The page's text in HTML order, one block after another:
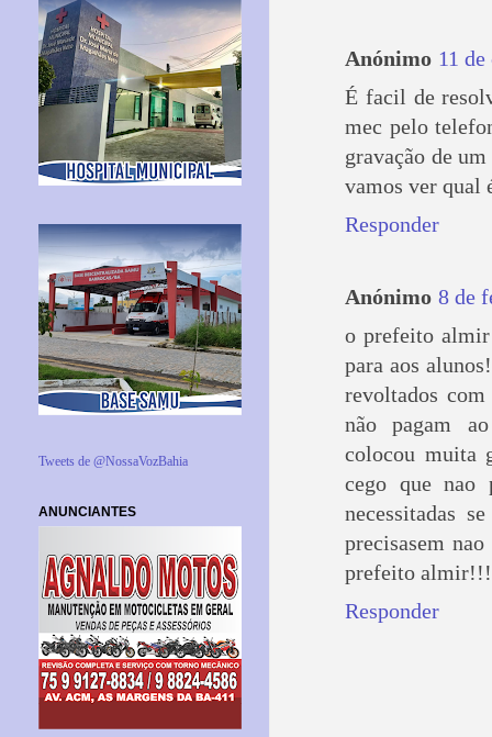
Anónimo 11
É facil de
mec pelo
gravação de
vamos ver qual
Responder
Anónimo 8 de
o prefeito almir
para aos
revoltados
não pagam ao
colocou muita
cego que nao
necessitadas
precisasem
prefeito almir!!!
Responder
Tweets de @NossaVozBahia
ANUNCIANTES